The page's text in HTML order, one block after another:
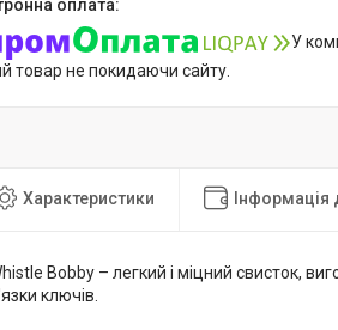
У
товар не покидаючи сайту.
Характеристики
Bobby – легкий і міцний свисток,
ключів.